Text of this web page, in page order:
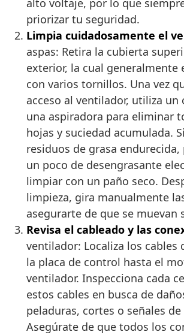
alto voltaje, por lo que
priorizar tu seguridad.
Limpia cuidadosamente el
aspas: Retira la cubierta
exterior, la cual generalmente
con varios tornillos. Una vez
acceso al ventilador, utiliza un
una aspiradora para eliminar
hojas y suciedad acumulada.
residuos de grasa
un poco de desengrasante
limpiar con un paño seco.
limpieza, gira manualmente
asegurarte de que se muevan
Revisa el cableado y las
ventilador: Localiza los cables
la placa de control hasta el
ventilador. Inspecciona cada
estos cables en busca de
peladuras, cortes o señales
Asegúrate de que todos los